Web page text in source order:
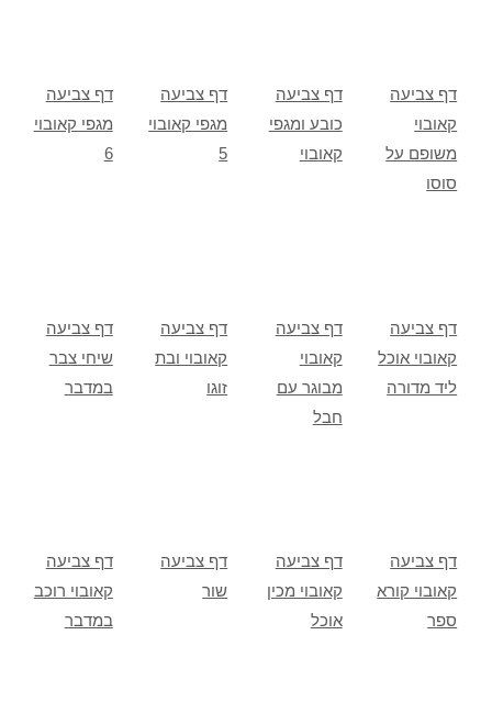
דף צביעה
מגפי קאובוי
6
דף צביעה
מגפי קאובוי
5
דף צביעה
כובע ומגפי
קאובוי
דף צביעה
קאובוי
משופם על
סוסו
דף צביעה
שיחי צבר
במדבר
דף צביעה
קאובוי ובת
זוגו
דף צביעה
קאובוי
מבוגר עם
חבל
דף צביעה
קאובוי אוכל
ליד מדורה
דף צביעה
קאובוי רוכב
במדבר
דף צביעה
שור
דף צביעה
קאובוי מכין
אוכל
דף צביעה
קאובוי קורא
ספר